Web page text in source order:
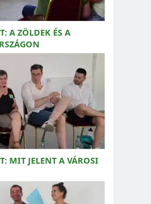
A ZÖLDEK ÉS A
MIT JELENT A VÁROSI